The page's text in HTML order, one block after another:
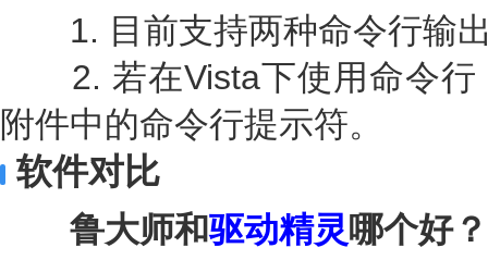
1. 目前支持两种命令行输出
2. 若在Vista下使用命令行
附件中的命令行提示符。
软件对比
鲁大师和驱动精灵哪个好？